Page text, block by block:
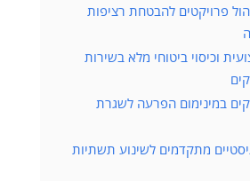
פרויקטים להבטחת רציפות
וכיסוי ביטוחי מלא בשירות
במינימום הפרעה לשגרת
מתקדמים לשינוע תשתיות